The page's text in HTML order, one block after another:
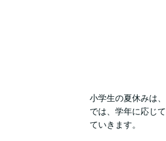
小学生の夏休みは
では、学年に応じ
ていきます。